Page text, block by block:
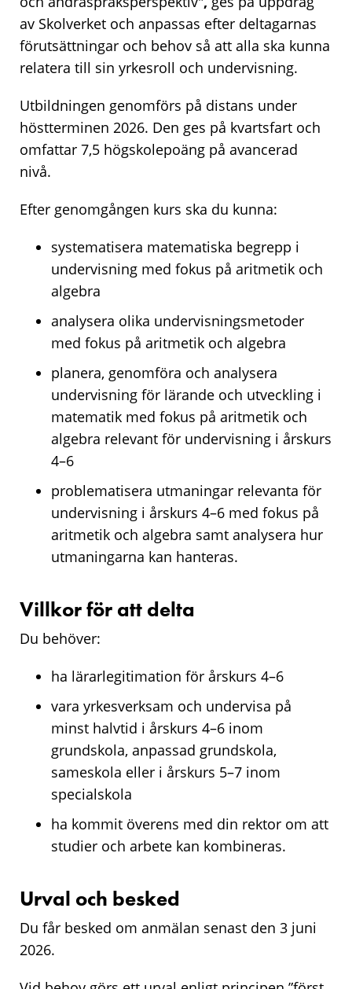
av Skolverket och anpassas efter deltagarnas
förutsättningar och behov så att alla ska kunna
relatera till sin yrkesroll och undervisning.
Utbildningen genomförs på distans under
höstterminen 2026. Den ges på kvartsfart och
omfattar 7,5 högskolepoäng på avancerad
nivå.
Efter genomgången kurs ska du kunna:
systematisera matematiska begrepp i
undervisning med fokus på aritmetik och
algebra
analysera olika undervisningsmetoder
med fokus på aritmetik och algebra
planera, genomföra och analysera
undervisning för lärande och utveckling i
matematik med fokus på aritmetik och
algebra relevant för undervisning i årskurs
4–6
problematisera utmaningar relevanta för
undervisning i årskurs 4–6 med fokus på
aritmetik och algebra samt analysera hur
utmaningarna kan hanteras.
Villkor för att delta
Du behöver:
ha lärarlegitimation för årskurs 4–6
vara yrkesverksam och undervisa på
minst halvtid i årskurs 4–6 inom
grundskola, anpassad grundskola,
sameskola eller i årskurs 5–7 inom
specialskola
ha kommit överens med din rektor om att
studier och arbete kan kombineras.
Urval och besked
Du får besked om anmälan senast den 3 juni
2026.